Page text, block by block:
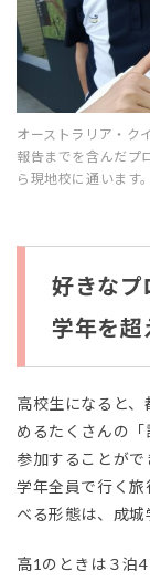
オーストラリア・ク
報告までを含んだプ
ら現地校に通います
好きなプ
学年を超
高校生になると
めるたくさんの
参加することがで
学年全員で行く
べる形態は、成城
高1のときは３泊